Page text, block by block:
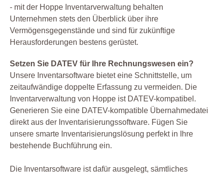
- mit der Hoppe Inventarverwaltung behalten
Unternehmen stets den Überblick über ihre
Vermögensgegenstände und sind für zukünftige
Herausforderungen bestens gerüstet.
Setzen Sie DATEV für Ihre Rechnungswesen ein?
Unsere Inventarsoftware bietet eine Schnittstelle, um
zeitaufwändige doppelte Erfassung zu vermeiden. Die
Inventarverwaltung von Hoppe ist DATEV-kompatibel.
Generieren Sie eine DATEV-kompatible Übernahmedatei
direkt aus der Inventarisierungssoftware. Fügen Sie
unsere smarte Inventarisierungslösung perfekt in Ihre
bestehende Buchführung ein.
Die Inventarsoftware ist dafür ausgelegt, sämtliches